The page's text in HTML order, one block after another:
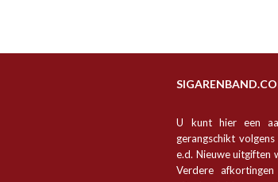
U kunt hier een
gerangschikt
e.d. Nieuwe uitgiften
Verdere